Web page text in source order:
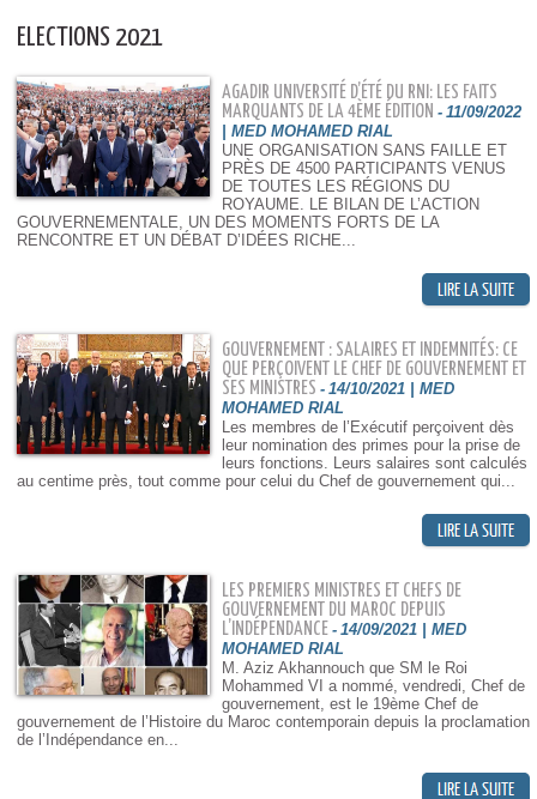
ELECTIONS 2021
AGADIR UNIVERSITÉ D’ÉTÉ DU RNI: LES FAITS
MARQUANTS DE LA 4ÈME ÉDITION - 11/09/2022
| MED MOHAMED RIAL
UNE ORGANISATION SANS FAILLE ET
PRÈS DE 4500 PARTICIPANTS VENUS
DE TOUTES LES RÉGIONS DU
ROYAUME. LE BILAN DE L’ACTION
GOUVERNEMENTALE, UN DES MOMENTS FORTS DE LA
RENCONTRE ET UN DÉBAT D’IDÉES RICHE...
GOUVERNEMENT : SALAIRES ET INDEMNITÉS: CE
QUE PERÇOIVENT LE CHEF DE GOUVERNEMENT ET
SES MINISTRES - 14/10/2021 | MED
MOHAMED RIAL
Les membres de l’Exécutif perçoivent dès
leur nomination des primes pour la prise de
leurs fonctions. Leurs salaires sont calculés
au centime près, tout comme pour celui du Chef de gouvernement qui...
LES PREMIERS MINISTRES ET CHEFS DE
GOUVERNEMENT DU MAROC DEPUIS
L’INDÉPENDANCE - 14/09/2021 | MED
MOHAMED RIAL
M. Aziz Akhannouch que SM le Roi
Mohammed VI a nommé, vendredi, Chef de
gouvernement, est le 19ème Chef de
gouvernement de l’Histoire du Maroc contemporain depuis la proclamation
de l’Indépendance en...